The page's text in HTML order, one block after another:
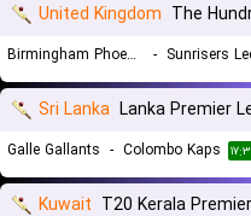
United Kingdom The
Birmingham Phoenix (W) -
Sri Lanka Lanka Premier
Galle Gallants - Colombo Kaps
Kuwait T20 Kerala